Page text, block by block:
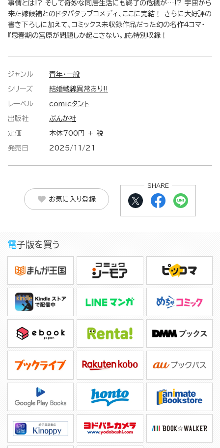
事情とは!? そして奇妙な同居生活にも終了の危機が…!? 宇宙から
来た嫁候補とのドタバタラブコメディ、ここに完結！ さらに大好評の
書き下ろしに加えて、コミックス未収録作品だった幻の名作4コマ・
『思春期の宮原が問題しか起こさない。』も特別収録！
ジャンル 青年・一般
シリーズ 結婚戦線異常あり!!
レーベル comicタント
出版社 ぶんか社
定価 本体700円 ＋ 税
発売日 2025/11/21
お気に入り登録
SHARE
電子版を買う